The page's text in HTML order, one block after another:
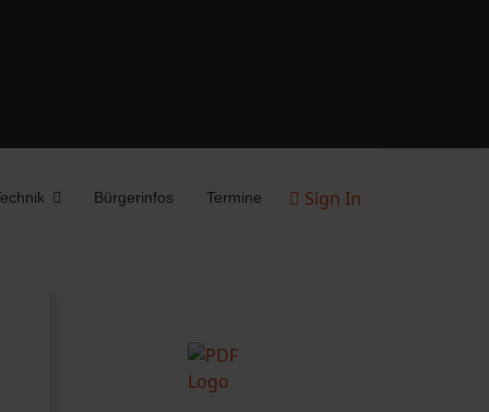
Bürgerinfos Termine Sign In